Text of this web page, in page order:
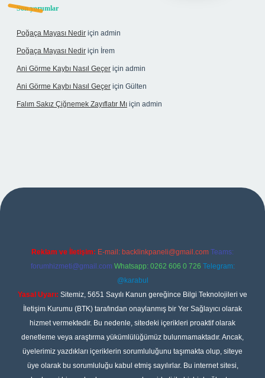
Son yorumlar
Poğaça Mayası Nedir için admin
Poğaça Mayası Nedir için İrem
Ani Görme Kaybı Nasıl Geçer için admin
Ani Görme Kaybı Nasıl Geçer için Gülten
Falım Sakız Çiğnemek Zayıflatır Mı için admin
Reklam ve İletişim: E-mail: backlinkpaneli@gmail.com Teams:
forumhizmeti@gmail.com Whatsapp: 0262 606 0 726 Telegram:
@karabul
Yasal Uyarı: Sitemiz, 5651 Sayılı Kanun gereğince Bilgi Teknolojileri ve
İletişim Kurumu (BTK) tarafından onaylanmış bir Yer Sağlayıcı olarak
hizmet vermektedir. Bu nedenle, sitedeki içerikleri proaktif olarak
denetleme veya araştırma yükümlülüğümüz bulunmamaktadır. Ancak,
üyelerimiz yazdıkları içeriklerin sorumluluğunu taşımakta olup, siteye
üye olarak bu sorumluluğu kabul etmiş sayılırlar. Bu internet sitesi,